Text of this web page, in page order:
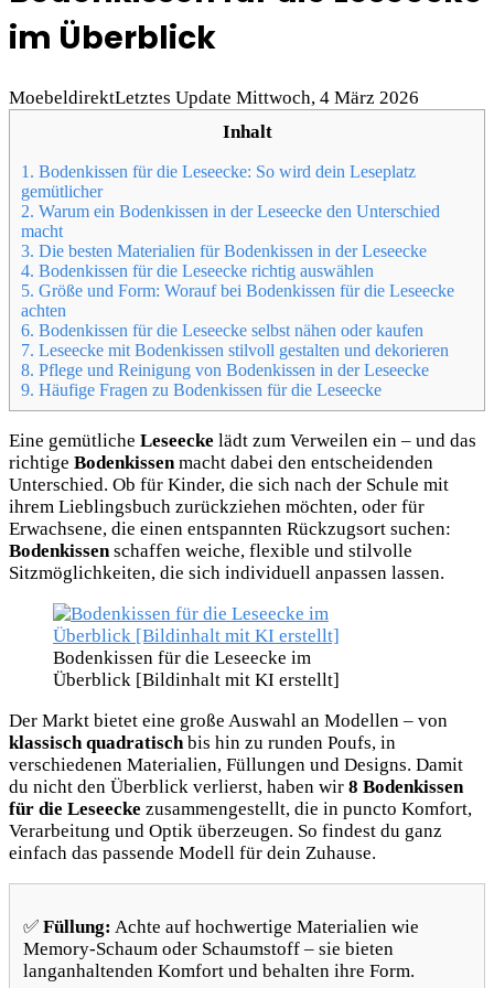
im Überblick
MoebeldirektLetztes Update Mittwoch, 4 März 2026
Inhalt
1. Bodenkissen für die Leseecke: So wird dein Leseplatz
gemütlicher
2. Warum ein Bodenkissen in der Leseecke den Unterschied
macht
3. Die besten Materialien für Bodenkissen in der Leseecke
4. Bodenkissen für die Leseecke richtig auswählen
5. Größe und Form: Worauf bei Bodenkissen für die Leseecke
achten
6. Bodenkissen für die Leseecke selbst nähen oder kaufen
7. Leseecke mit Bodenkissen stilvoll gestalten und dekorieren
8. Pflege und Reinigung von Bodenkissen in der Leseecke
9. Häufige Fragen zu Bodenkissen für die Leseecke
Eine gemütliche Leseecke lädt zum Verweilen ein – und das
richtige Bodenkissenmacht dabei den entscheidenden
Unterschied. Ob für Kinder, die sich nach der Schule mit
ihrem Lieblingsbuch zurückziehen möchten, oder für
Erwachsene, die einen entspannten Rückzugsort suchen:
Bodenkissenschaffen weiche, flexible und stilvolle
Sitzmöglichkeiten, die sich individuell anpassen lassen.
Bodenkissen für die Leseecke im
Überblick [Bildinhalt mit KI erstellt]
Der Markt bietet eine große Auswahl an Modellen – von
klassisch quadratischbis hin zu runden Poufs, in
verschiedenen Materialien, Füllungen und Designs. Damit
du nicht den Überblick verlierst, haben wir 8 Bodenkissen
für die Leseecke zusammengestellt, die in puncto Komfort,
Verarbeitung und Optik überzeugen. So findest du ganz
einfach das passende Modell für dein Zuhause.
✅ Füllung: Achte auf hochwertige Materialien wie
Memory-Schaum oder Schaumstoff – sie bieten
langanhaltenden Komfort und behalten ihre Form.